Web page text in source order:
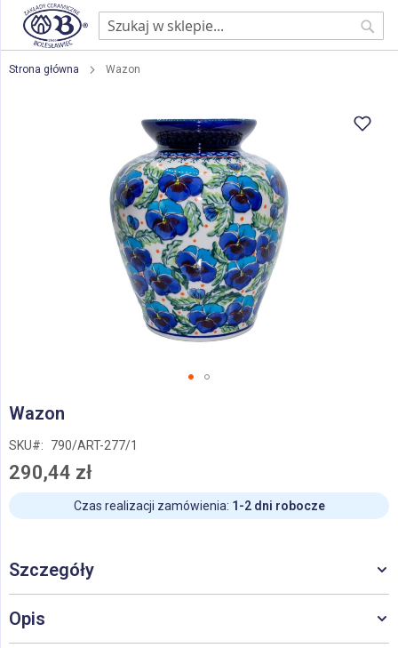
Strona główna Wazon
na
galerii
Wazon
SKU 790/ART-277/1
290,44 zł
Czas realizacji zamówienia: 1-2 dni robocze
Szczegóły
Opis